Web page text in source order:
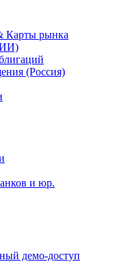
Карты рынка
(Россия)
и юр.
демо-доступ